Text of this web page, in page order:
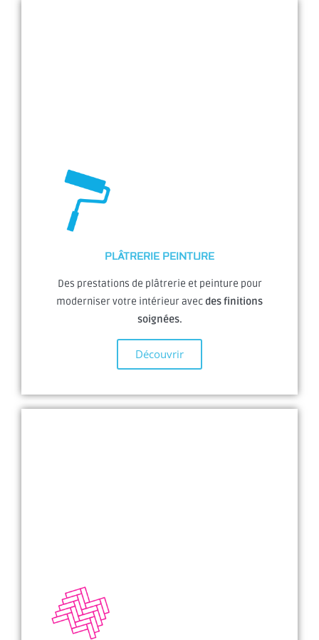
PLÂTRERIE PEINTURE
Des prestations de plâtrerie et peinture pour
moderniser votre intérieur avecdes finitions
soignées.
Découvrir